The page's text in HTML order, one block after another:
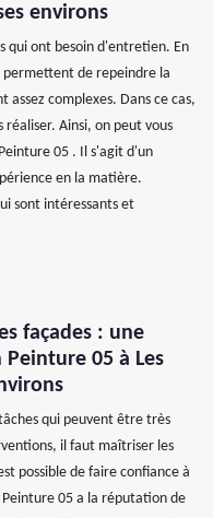
environs
qui ont besoin d'entretien. En
de repeindre la
complexes. Dans ce cas,
Ainsi, on peut vous
05 . Il s'agit d'un
en la matière.
sont intéressants et
façades : une
Peinture 05 à Les
qui peuvent être très
il faut maîtriser les
possible de faire confiance à
Peinture 05 a la réputation de